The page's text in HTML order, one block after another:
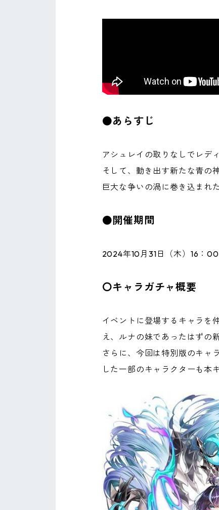
●あらすじ
アシュレイの取りなしでレデ
そして、動き出す新たな青の神
巨大な争いの渦に巻き込まれ
●開催期間
2024年10月31日（木）16：
〇キャラガチャ概要
イベントに登場するキャラを
え、ルナの妹であったはずの
さらに、今回は特別版のキャ
した一部のキャラクターも本